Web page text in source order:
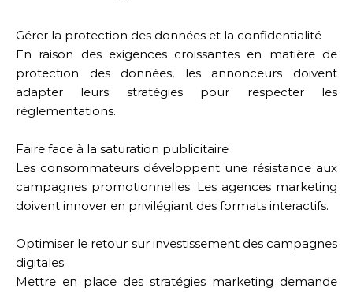
Gérer la protection des données et la confidentialité
En raison des exigences croissantes en matière de
protection des données, les annonceurs doivent
adapter leurs stratégies pour respecter les
réglementations.
Faire face à la saturation publicitaire
Les consommateurs développent une résistance aux
campagnes promotionnelles. Les agences marketing
doivent innover en privilégiant des formats interactifs.
Optimiser le retour sur investissement des campagnes
digitales
Mettre en place des stratégies marketing demande